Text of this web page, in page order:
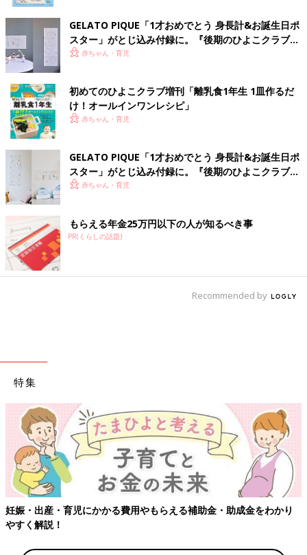
GELATO PIQUE「1才おめでとう 身長計&お誕生日ポ
スター」がとじ込み付録に。『後期のひよこクラブ』
春号が発売中！
赤ちゃん・育児
初めてのひよこクラブ増刊「離乳食1年生 1皿作るだ
け！オールインワン​レシピ」
赤ちゃん・育児
GELATO PIQUE「1才おめでとう 身長計&お誕生日ポ
スター」がとじ込み付録に。『後期のひよこクラブ』
冬号が発売中！
赤ちゃん・育児
もらえる年金25万円以下の人が知るべき事
PR(くらしの話題)
Recommended by
特集
【ワクチン接種できるものも】妊婦の感染症対策、知っておいて！